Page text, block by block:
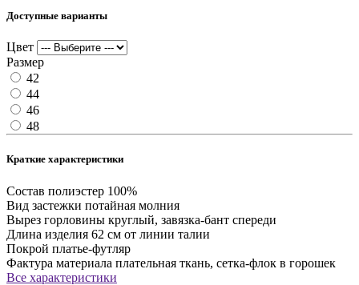
Доступные варианты
Цвет
Размер
42
44
46
48
Краткие характеристики
Состав полиэстер 100%
Вид застежки потайная молния
Вырез горловины круглый, завязка-бант спереди
Длина изделия 62 см от линии талии
Покрой платье-футляр
Фактура материала плательная ткань, сетка-флок в горошек
Все характеристики